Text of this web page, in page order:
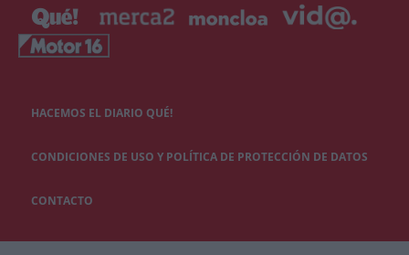
HACEMOS EL DIARIO QUÉ!
CONDICIONES DE USO Y POLÍTICA DE PROTECCIÓN DE DATOS
CONTACTO